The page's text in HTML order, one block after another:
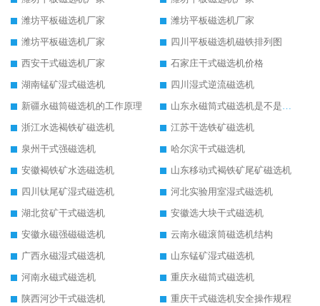
潍坊平板磁选机厂家
潍坊平板磁选机厂家
潍坊平板磁选机厂家
四川平板磁选机磁铁排列图
西安干式磁选机厂家
石家庄干式磁选机价格
湖南锰矿湿式磁选机
四川湿式逆流磁选机
新疆永磁筒磁选机的工作原理
山东永磁筒式磁选机是不是强磁
浙江水选褐铁矿磁选机
江苏干选铁矿磁选机
泉州干式强磁选机
哈尔滨干式磁选机
安徽褐铁矿水选磁选机
山东移动式褐铁矿尾矿磁选机
四川钛尾矿湿式磁选机
河北实验用室湿式磁选机
湖北贫矿干式磁选机
安徽选大块干式磁选机
安徽永磁强磁磁选机
云南永磁滚筒磁选机结构
广西永磁湿式磁选机
山东锰矿湿式磁选机
河南永磁式磁选机
重庆永磁筒式磁选机
陕西河沙干式磁选机
重庆干式磁选机安全操作规程